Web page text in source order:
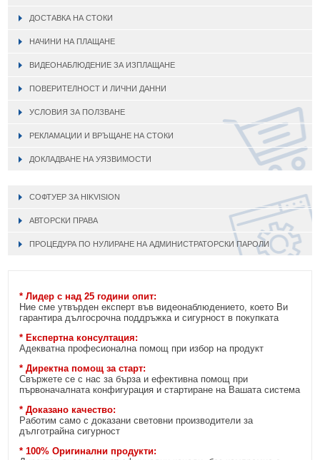
ДОСТАВКА НА СТОКИ
НАЧИНИ НА ПЛАЩАНЕ
ВИДЕОНАБЛЮДЕНИЕ ЗА ИЗПЛАЩАНЕ
ПОВЕРИТЕЛНОСТ И ЛИЧНИ ДАННИ
УСЛОВИЯ ЗА ПОЛЗВАНЕ
РЕКЛАМАЦИИ И ВРЪЩАНЕ НА СТОКИ
ДОКЛАДВАНЕ НА УЯЗВИМОСТИ
СОФТУЕР ЗА HIKVISION
АВТОРСКИ ПРАВА
ПРОЦЕДУРА ПО НУЛИРАНЕ НА АДМИНИСТРАТОРСКИ ПАРОЛИ
* Лидер с над 25 години опит:
Ние сме утвърден експерт във видеонаблюдението, което Ви
гарантира дългосрочна поддръжка и сигурност в покупката
* Експертна консултация:
Адекватна професионална помощ при избор на продукт
* Директна помощ за старт:
Свържете се с нас за бърза и ефективна помощ при
първоначалната конфигурация и стартиране на Вашата система
* Доказано качество:
Работим само с доказани световни производители за
дълготрайна сигурност
* 100% Оригинални продукти: